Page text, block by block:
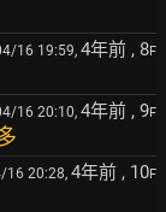
16 19:59, 4年前 , 8F
16 20:10, 4年前 , 9F
16 20:28, 4年前 , 10F